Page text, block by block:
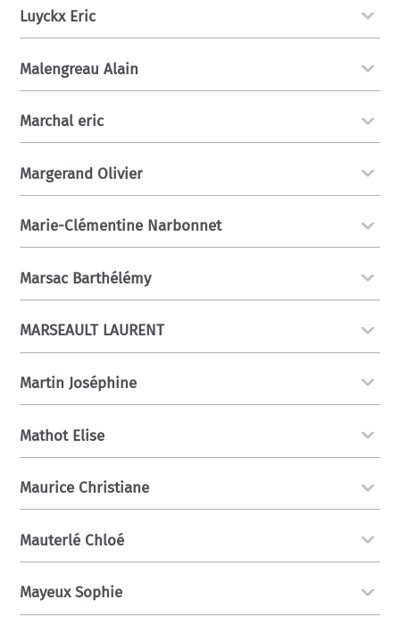
Luyckx Eric
Malengreau Alain
Marchal eric
Margerand Olivier
Marie-Clémentine Narbonnet
Marsac Barthélémy
MARSEAULT LAURENT
Martin Joséphine
Mathot Elise
Maurice Christiane
Mauterlé Chloé
Mayeux Sophie